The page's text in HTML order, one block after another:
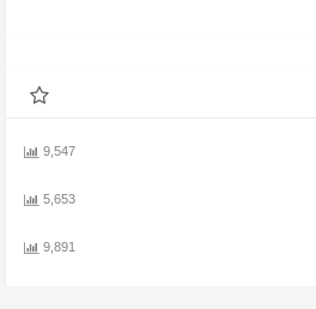
9,547
5,653
9,891